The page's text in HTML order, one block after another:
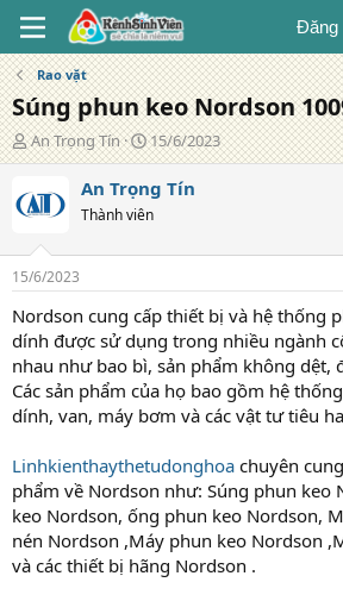
Đăng
Rao vặt
Súng phun keo Nordson
T
á
g
i
ả
An Trọng Tín
N
g
à
y
đ
g
15/6/2023
An Trọng Tín
Thành viên
15/6/2023
Nordson cung cấp thiết bị và hệ thống
dính được sử dụng trong nhiều ngành
nhau như bao bì, sản phẩm không dệt,
Các sản phẩm của họ bao gồm hệ
dính, van, máy bơm và các vật tư tiêu
Linhkienthaythetudonghoa chuyên
phẩm về Nordson như: Súng phun keo
keo Nordson, ống phun keo Nordson,
nén Nordson ,Máy phun keo Nordson
và các thiết bị hãng Nordson .